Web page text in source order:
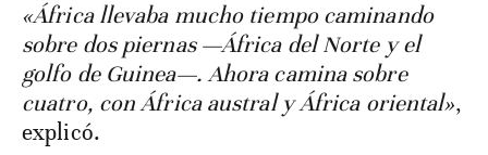
«África llevaba mucho tiempo caminando
sobre dos piernas —África del Norte y el
golfo de Guinea—. Ahora camina sobre
cuatro, con África austral y África oriental»,
explicó.